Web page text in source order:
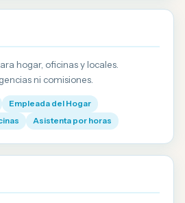
hogar, oficinas y locales.
ni comisiones.
Empleada del Hogar
Asistenta por horas